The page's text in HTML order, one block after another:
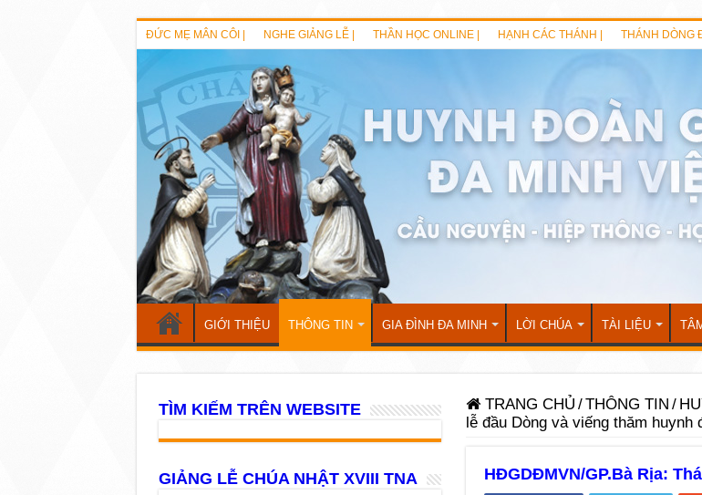
ĐỨC MẸ MÂN CÔI | NGHE GIẢNG LỄ | THẦN HỌC ONLINE | HẠNH CÁC THÁNH | THÁNH DÒNG
GIỚI THIỆU THÔNG TIN GIA ĐÌNH ĐA MINH LỜI CHÚA TÀI LIỆU
TRANG CHỦ /THÔNG TIN /
lễ đầu Dòng và viếng thăm huynh
HĐGDĐMVN/GP.Bà Rịa:
TÌM KIẾM TRÊN WEBSITE
GIẢNG LỄ CHÚA NHẬT XVIII TNA